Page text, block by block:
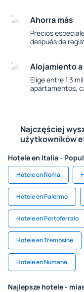
Ahorra más
Precios
después de
Alojamiento
Elige entre 1.3
apartamentos,
Najczęściej
użytkowników
Hotele en Italia -
Hotele en Roma
Hotele en Palermo
Hotele en Portoferraio
Hotele en Tremosine
Hotele en Numana
Najlepsze hotele -